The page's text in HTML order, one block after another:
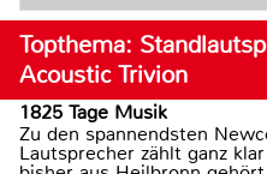
Topthema:
Acoustic Trivion
1825 Tage Musik
Zu den spannendsten
Lautsprecher zählt ganz